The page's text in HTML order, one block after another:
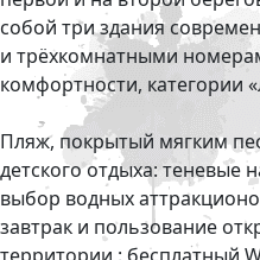
собой три здания
и трёхкомнатными
комфортности, категории
Пляж, покрытый мягким
детского отдыха: теневые
выбор водных
завтрак и пользование